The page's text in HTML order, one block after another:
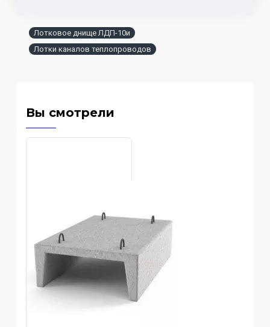
Лотковое днище ЛДП-10и
Лотки каналов теплопроводов
Вы смотрели